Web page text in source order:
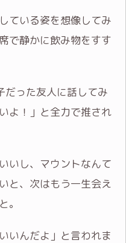
ている姿を想像してみ
で静かに飲み物をすす
だった友人に話してみ
よ！」と全力で推され
いし、マウントなんて
と、次はもう一生会え
。
いんだよ」と言われま